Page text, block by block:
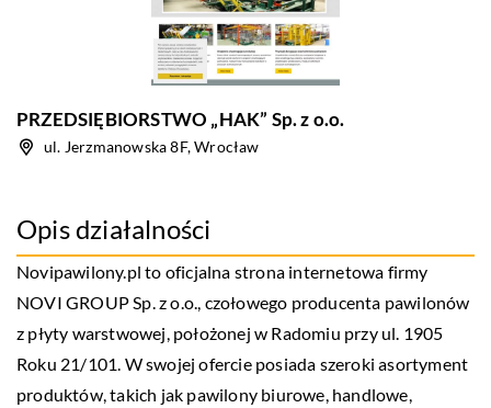
PRZEDSIĘBIORSTWO „HAK” Sp. z o.o.
ul. Jerzmanowska 8F, Wrocław
Opis działalności
Novipawilony.pl to oficjalna strona internetowa firmy
NOVI GROUP Sp. z o.o., czołowego producenta pawilonów
z płyty warstwowej, położonej w Radomiu przy ul. 1905
Roku 21/101. W swojej ofercie posiada szeroki asortyment
produktów, takich jak pawilony biurowe, handlowe,